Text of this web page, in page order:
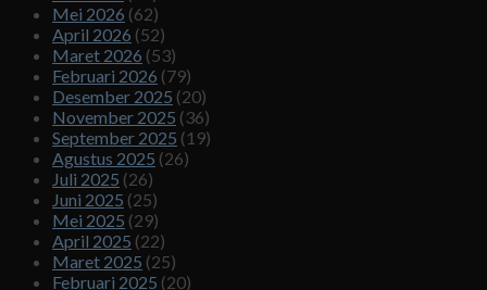
Mei 2026 (62)
April 2026 (52)
Maret 2026 (53)
Februari 2026 (79)
Desember 2025 (20)
November 2025 (36)
September 2025 (19)
Agustus 2025 (26)
Juli 2025 (26)
Juni 2025 (25)
Mei 2025 (29)
April 2025 (22)
Maret 2025 (25)
Februari 2025 (20)